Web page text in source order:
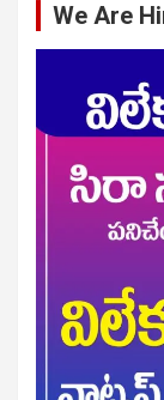
We Are